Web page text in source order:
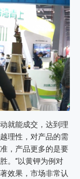
就能成交，达到理
理性，对产品的需
，产品更多的是要
。“以黄钾为例对
效果，市场非常认